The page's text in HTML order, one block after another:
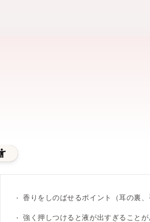
香りをしのばせるポイント（耳の裏
強く押しつけると液が出すぎることが